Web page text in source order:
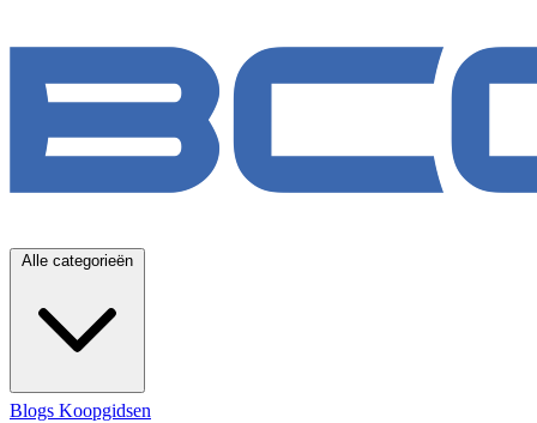
Alle categorieën
Blogs Koopgidsen